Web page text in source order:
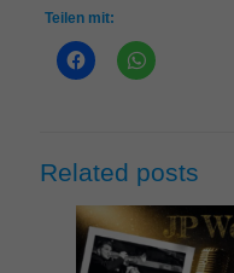
Teilen mit:
Related posts